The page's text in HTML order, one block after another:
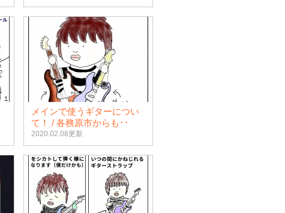
メインで使うギターについ
て！ / 各務原市からも･･
2020.02.08更新